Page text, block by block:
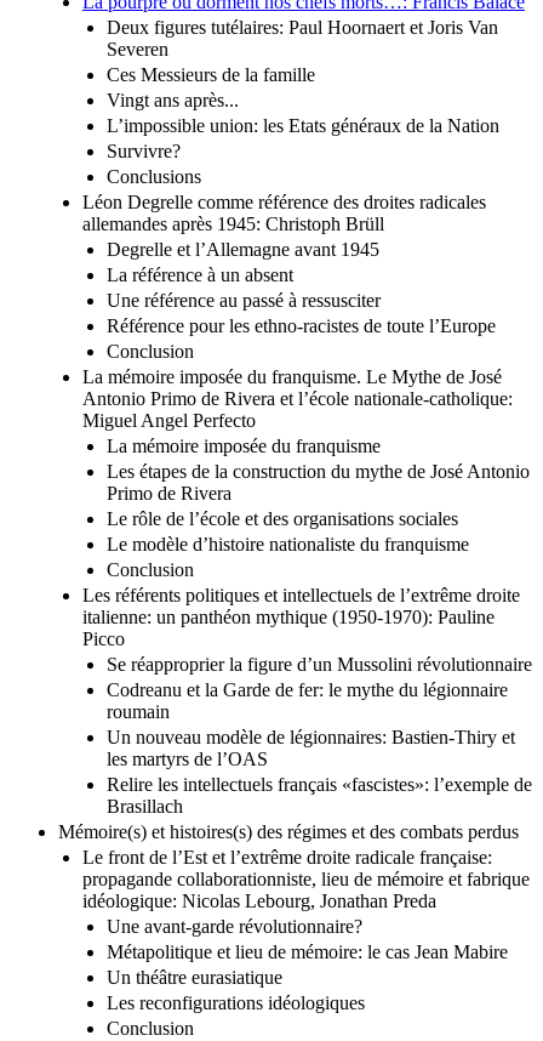
Deux figures tutélaires: Paul Hoornaert et Joris Van
Severen
Ces Messieurs de la famille
Vingt ans après...
L’impossible union: les Etats généraux de la Nation
Survivre?
Conclusions
Léon Degrelle comme référence des droites radicales
allemandes après 1945: Christoph Brüll
Degrelle et l’Allemagne avant 1945
La référence à un absent
Une référence au passé à ressusciter
Référence pour les ethno-racistes de toute l’Europe
Conclusion
La mémoire imposée du franquisme. Le Mythe de José
Antonio Primo de Rivera et l’école nationale-catholique:
Miguel Angel Perfecto
La mémoire imposée du franquisme
Les étapes de la construction du mythe de José Antonio
Primo de Rivera
Le rôle de l’école et des organisations sociales
Le modèle d’histoire nationaliste du franquisme
Conclusion
Les référents politiques et intellectuels de l’extrême droite
italienne: un panthéon mythique (1950-1970): Pauline
Picco
Se réapproprier la figure d’un Mussolini révolutionnaire
Codreanu et la Garde de fer: le mythe du légionnaire
roumain
Un nouveau modèle de légionnaires: Bastien-Thiry et
les martyrs de l’OAS
Relire les intellectuels français «fascistes»: l’exemple de
Brasillach
Mémoire(s) et histoires(s) des régimes et des combats perdus
Le front de l’Est et l’extrême droite radicale française:
propagande collaborationniste, lieu de mémoire et fabrique
idéologique: Nicolas Lebourg, Jonathan Preda
Une avant-garde révolutionnaire?
Métapolitique et lieu de mémoire: le cas Jean Mabire
Un théâtre eurasiatique
Les reconfigurations idéologiques
Conclusion